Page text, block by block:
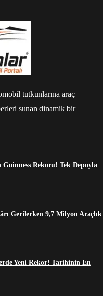
tutkunlarına araç
sunan dinamik bir
Guinness Rekoru! Tek Depoyla
Gerilerken 9,7 Milyon Araçlık
Yeni Rekor! Tarihinin En